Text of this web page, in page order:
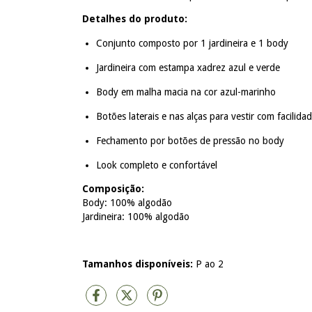
Detalhes do produto:
Conjunto composto por 1 jardineira e 1 body
Jardineira com estampa xadrez azul e verde
Body em malha macia na cor azul-marinho
Botões laterais e nas alças para vestir com
Fechamento por botões de pressão no body
Look completo e confortável
Composição:
Body: 100% algodão
Jardineira: 100% algodão
Tamanhos disponíveis: P ao 2